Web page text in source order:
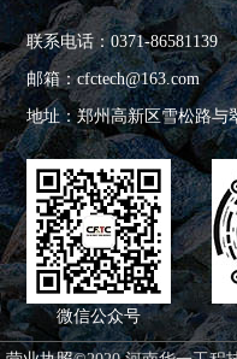
联系电话：0371-86581139
邮箱：cfctech@163.com
地址：郑州高新区雪松路与
微信公众号